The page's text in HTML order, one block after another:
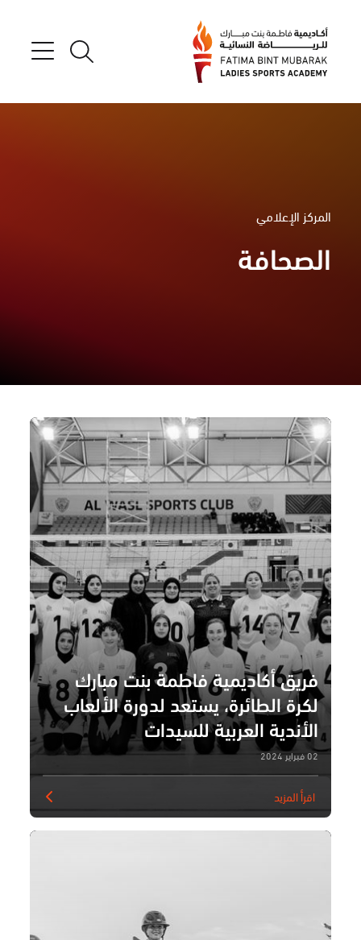
المركز الإعلامي
الصحافة
فريق أكاديمية فاطمة بنت مبارك
لكرة الطائرة، يستعد لدورة الألعاب
الأندية العربية للسيدات
02 فبراير 2024
اقرأ المزيد